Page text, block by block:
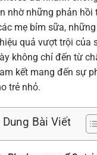
nhờ những phản hồi
mẹ bỉm sữa,
quả vượt trội của
không chỉ đến từ
kết mang đến sự
trẻ nhỏ.
Bài Viết